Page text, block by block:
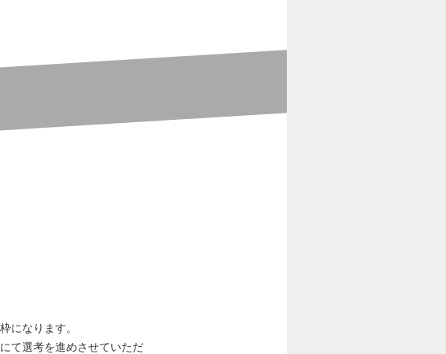
になります。
て選考を進めさせていただ